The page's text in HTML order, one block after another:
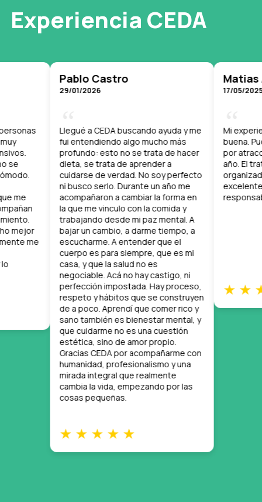
Experiencia CEDA
buscando ayuda y me
algo mucho más
esto no se trata de hacer
de aprender a
verdad. No soy perfecto
Durante un año me
a cambiar la forma en
con la comida y
desde mi paz mental. A
a darme tiempo, a
A entender que el
para siempre, que es mi
la salud no es
Acá no hay castigo, ni
impostada. Hay proceso,
que se construyen
Aprendí que comer rico y
es bienestar mental, y
no es una cuestión
de amor propio.
por acompañarme con
profesionalismo y una
que realmente
empezando por las
Matias Alibertti
“
Mi experiencia en CEDA fue muy
buena. Pude resolver un trastorno
por atracones en poco más de un
año. El tratamiento está muy bien
organizado y los profesionales
excelentes. Mucha calidez y
responsabilidad.
★ ★ ★ ★ ★